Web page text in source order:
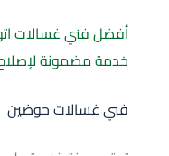
أفضل فني غسالات
خدمة مضمونة
فني غسالات حوضين
غيار أصليةمن